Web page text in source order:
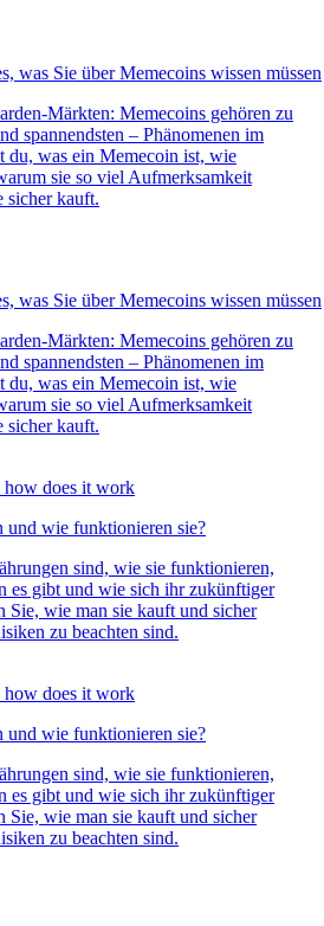
was Sie über Memecoins wissen müssen
Märkten: Memecoins gehören zu
spannendsten – Phänomenen im
du, was ein Memecoin ist, wie
sie so viel Aufmerksamkeit
sicher kauft.
was Sie über Memecoins wissen müssen
Märkten: Memecoins gehören zu
spannendsten – Phänomenen im
du, was ein Memecoin ist, wie
sie so viel Aufmerksamkeit
sicher kauft.
und wie funktionieren sie?
sind, wie sie funktionieren,
es gibt und wie sich ihr zukünftiger
wie man sie kauft und sicher
zu beachten sind.
und wie funktionieren sie?
sind, wie sie funktionieren,
es gibt und wie sich ihr zukünftiger
wie man sie kauft und sicher
zu beachten sind.